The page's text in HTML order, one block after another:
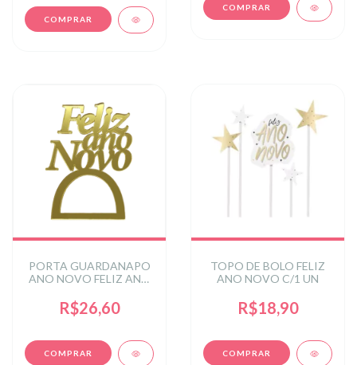
PORTA GUARDANAPO
ANO NOVO FELIZ ANO
C/4
R$26,60
TOPO DE BOLO FELIZ
ANO NOVO C/1 UN
R$18,90